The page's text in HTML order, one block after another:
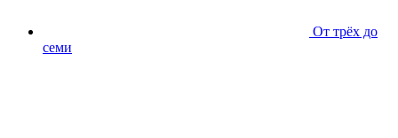
От трёх до
семи